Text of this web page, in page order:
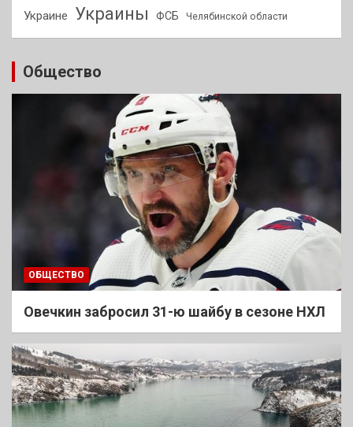
Украине Украины ФСБ Челябинской области
Общество
ОБЩЕСТВО
Овечкин забросил 31-ю шайбу в сезоне НХЛ